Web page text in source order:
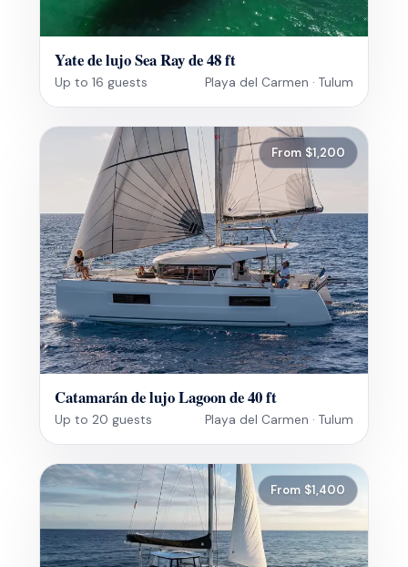
Yate de lujo Sea Ray de 48 ft
Up to 16 guests Playa del Carmen · Tulum
From $1,200
Catamarán de lujo Lagoon de 40 ft
Up to 20 guests Playa del Carmen · Tulum
From $1,400